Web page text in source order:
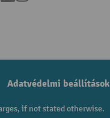
Adatvédelmi beállítások
if not stated otherwise.